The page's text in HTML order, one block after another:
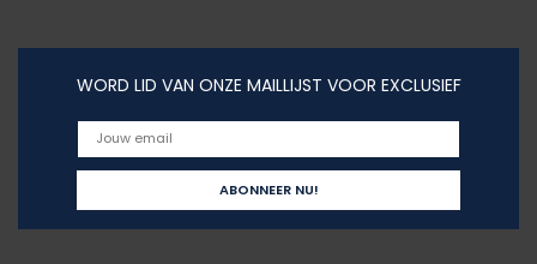
WORD LID VAN ONZE MAILLIJST VOOR EXCLUSIEF